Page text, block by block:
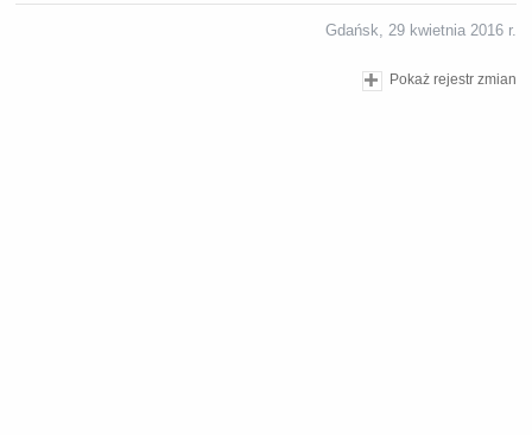
Gdańsk, 29 kwietnia 2016 r.
Pokaż rejestr zmian